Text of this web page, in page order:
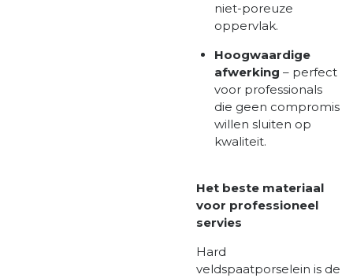
niet-poreuze
oppervlak.
Hoogwaardige
afwerking – perfect
voor professionals
die geen compromis
willen sluiten op
kwaliteit.
Het beste materiaal
voor professioneel
servies
Hard
veldspaatporselein is de